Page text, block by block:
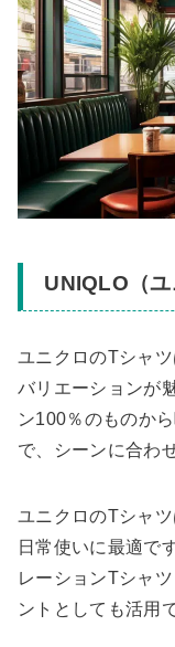
UNIQLO（ユ
ユニクロのTシャ
バリエーションが
ン100％のものか
で、シーンに合わ
ユニクロのTシャ
日常使いに最適で
レーションTシャ
ントとしても活用